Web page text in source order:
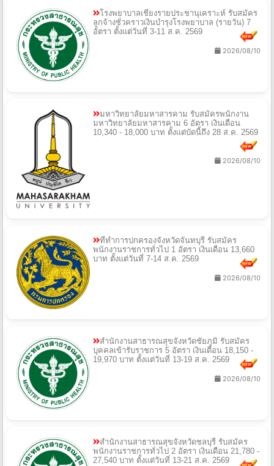
โรงพยาบาลเชียงรายประชานุเคราะห์ รับสมัคร
ลูกจ้างชั่วคราวเงินบำรุงโรงพยาบาล (รายวัน) 7
อัตรา ตั้งแต่วันที่ 3-11 ส.ค. 2569
2026/08/10
มหาวิทยาลัยมหาสารคาม รับสมัครพนักงาน
มหาวิทยาลัยมหาสารคาม 6 อัตรา เงินเดือน
10,340 - 18,000 บาท ตั้งแต่บัดนี้ถึง 28 ส.ค. 2569
2026/08/10
ที่ทำการปกครองจังหวัดจันทบุรี รับสมัคร
พนักงานราชการทั่วไป 1 อัตรา เงินเดือน 13,660
บาท ตั้งแต่วันที่ 7-14 ส.ค. 2569
2026/08/10
สำนักงานสาธารณสุขจังหวัดชัยภูมิ รับสมัคร
บุคคลเข้ารับราชการ 5 อัตรา เงินเดือน 18,150 -
19,970 บาท ตั้งแต่วันที่ 13-19 ส.ค. 2569
2026/08/10
สำนักงานสาธารณสุขจังหวัดชลบุรี รับสมัคร
พนักงานราชการทั่วไป 2 อัตรา เงินเดือน 21,780 -
27,540 บาท ตั้งแต่วันที่ 13-21 ส.ค. 2569